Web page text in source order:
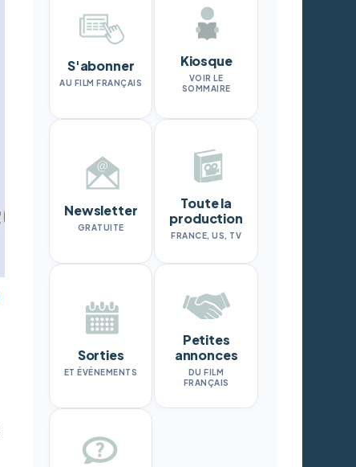
S'abonner
AU FILM FRANÇAIS
Kiosque
VOIR LE
SOMMAIRE
Newsletter
GRATUITE
Toute la
production
FRANCE, US, TV
Sorties
ET ÉVÉNEMENTS
Petites
annonces
DU FILM
FRANÇAIS